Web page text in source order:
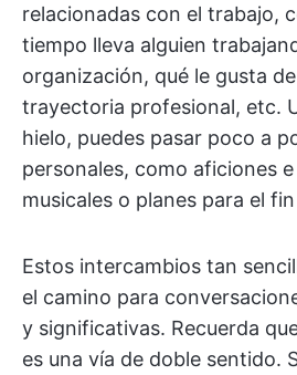
relacionadas con el trabajo,
tiempo lleva alguien
organización, qué le gusta
trayectoria profesional, etc.
hielo, puedes pasar poco a
personales, como aficiones
musicales o planes para el
Estos intercambios tan
el camino para
y significativas. Recuerda
es una vía de doble sentido.